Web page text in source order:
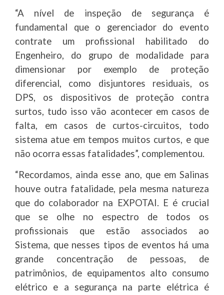
“A nível de inspeção de segurança é
fundamental que o gerenciador do evento
contrate um profissional habilitado do
Engenheiro, do grupo de modalidade para
dimensionar por exemplo de proteção
diferencial, como disjuntores residuais, os
DPS, os dispositivos de proteção contra
surtos, tudo isso vão acontecer em casos de
falta, em casos de curtos-circuitos, todo
sistema atue em tempos muitos curtos, e que
não ocorra essas fatalidades”, complementou.
“Recordamos, ainda esse ano, que em Salinas
houve outra fatalidade, pela mesma natureza
que do colaborador na EXPOTAI. E é crucial
que se olhe no espectro de todos os
profissionais que estão associados ao
Sistema, que nesses tipos de eventos há uma
grande concentração de pessoas, de
patrimônios, de equipamentos alto consumo
elétrico e a segurança na parte elétrica é